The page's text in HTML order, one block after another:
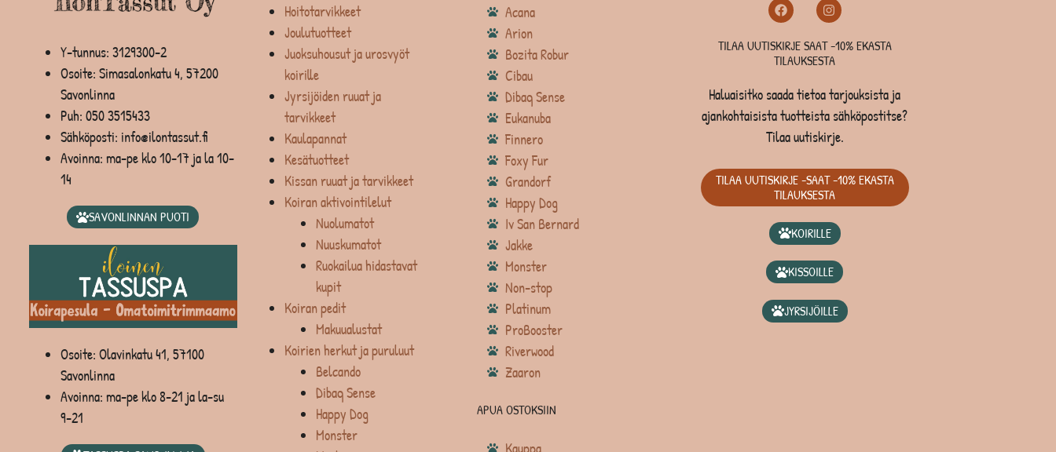
Y-tunnus: 3129300-2
Osoite: Simasalonkatu 4, 57200
Savonlinna
Puh: 050 3515433
Sähköposti: info@ilontassut.fi
Avoinna: ma-pe klo 10-17 ja la 10-
14
SAVONLINNAN PUOTI
Osoite: Olavinkatu 41, 57100
Savonlinna
Avoinna: ma-pe klo 8-21 ja la-su
9-21
Hoitotarvikkeet
Joulutuotteet
Juoksuhousut ja urosvyöt
koirille
Jyrsijöiden ruuat ja
tarvikkeet
Kaulapannat
Kesätuotteet
Kissan ruuat ja tarvikkeet
Koiran aktivointilelut
Nuolumatot
Nuuskumatot
Ruokailua hidastavat
kupit
Koiran pedit
Makuualustat
Koirien herkut ja puruluut
Belcando
Dibaq Sense
Happy Dog
Monster
Acana
Arion
Bozita Robur
Cibau
Dibaq Sense
Eukanuba
Finnero
Foxy Fur
Grandorf
Happy Dog
Iv San Bernard
Jakke
Monster
Non-stop
Platinum
ProBooster
Riverwood
Zaaron
APUA OSTOKSIIN
TILAA UUTISKIRJE SAAT -10% EKASTA
TILAUKSESTA
Haluaisitko saada tietoa tarjouksista ja
ajankohtaisista tuotteista sähköpostitse?
Tilaa uutiskirje.
TILAA UUTISKIRJE -SAAT -10% EKASTA
TILAUKSESTA
KOIRILLE
KISSOILLE
JYRSIJÖILLE